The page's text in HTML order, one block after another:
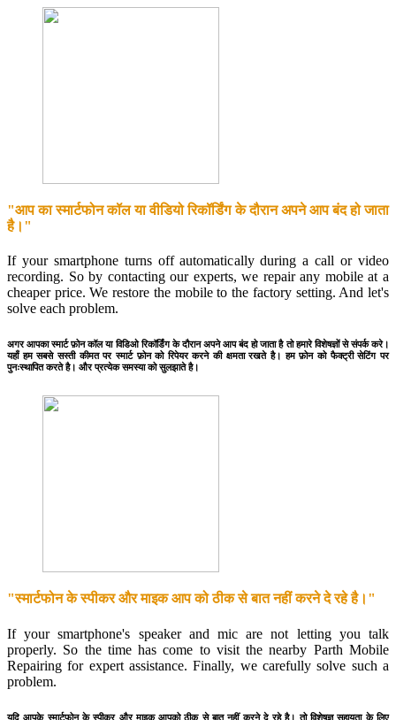
"आप का स्मार्टफोन कॉल या वीडियो रिकॉर्डिंग के दौरान अपने आप बंद हो जाता
है।"
If your smartphone turns off automatically during a call or video
recording. So by contacting our experts, we repair any mobile at a
cheaper price. We restore the mobile to the factory setting. And let's
solve each problem.
अगर आपका स्मार्ट फ़ोन कॉल या विडिओ रिकॉर्डिंग के दौरान अपने आप बंद हो जाता है तो हमारे विशेषज्ञों से संपर्क करे।
यहाँ हम सबसे सस्ती कीमत पर स्मार्ट फ़ोन को रिपेयर करने की क्षमता रखते है। हम फ़ोन को फैक्ट्री सेटिंग पर
पुनःस्थापित करते है। और प्रत्येक समस्या को सुलझाते है।
"स्मार्टफोन के स्पीकर और माइक आप को ठीक से बात नहीं करने दे रहे है।"
If your smartphone's speaker and mic are not letting you talk
properly. So the time has come to visit the nearby Parth Mobile
Repairing for expert assistance. Finally, we carefully solve such a
problem.
यदि आपके स्मार्टफोन के स्पीकर और माइक आपको ठीक से बात नहीं करने दे रहे है। तो विशेषज्ञ सहायता के लिए